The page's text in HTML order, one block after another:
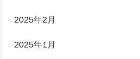
2025年2月
2025年1月